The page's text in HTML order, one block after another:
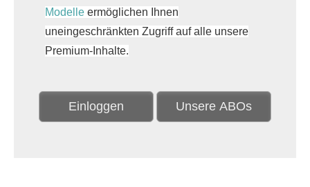
Modelle ermöglichen Ihnen
uneingeschränkten Zugriff auf alle unsere
Premium-Inhalte.
Einloggen Unsere ABOs